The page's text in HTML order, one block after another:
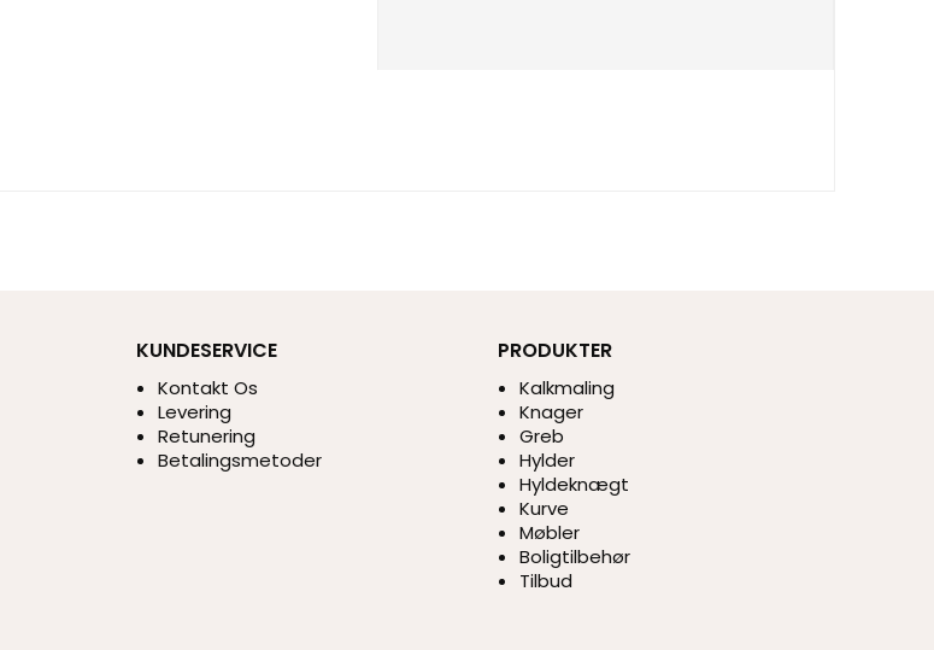
KUNDESERVICE
Kontakt Os
Levering
Retunering
Betalingsmetoder
PRODUKTER
Kalkmaling
Knager
Greb
Hylder
Hyldeknægt
Kurve
Møbler
Boligtilbehør
Tilbud